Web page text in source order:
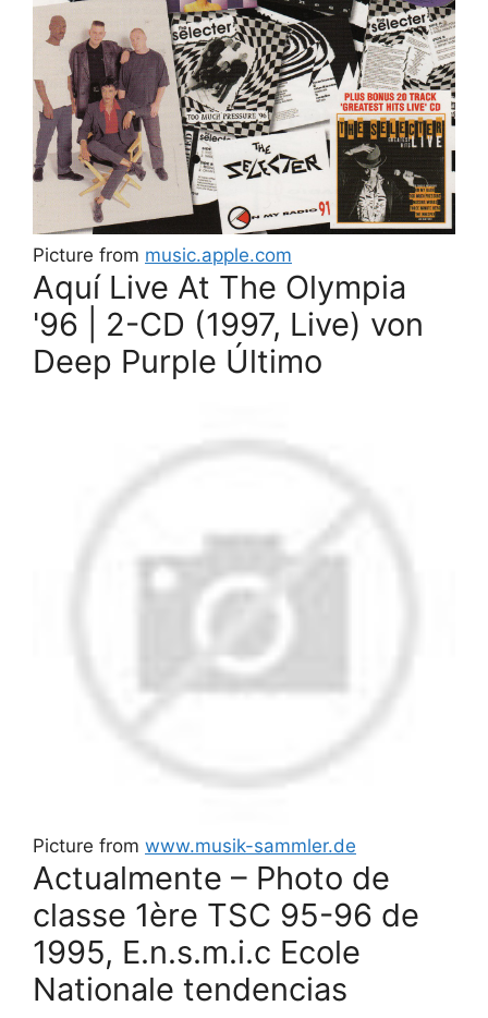
Picture from music.apple.com
Aquí Live At The Olympia
'96 | 2-CD (1997, Live) von
Deep Purple Último
Picture from www.musik-sammler.de
Actualmente – Photo de
classe 1ère TSC 95-96 de
1995, E.n.s.m.i.c Ecole
Nationale tendencias